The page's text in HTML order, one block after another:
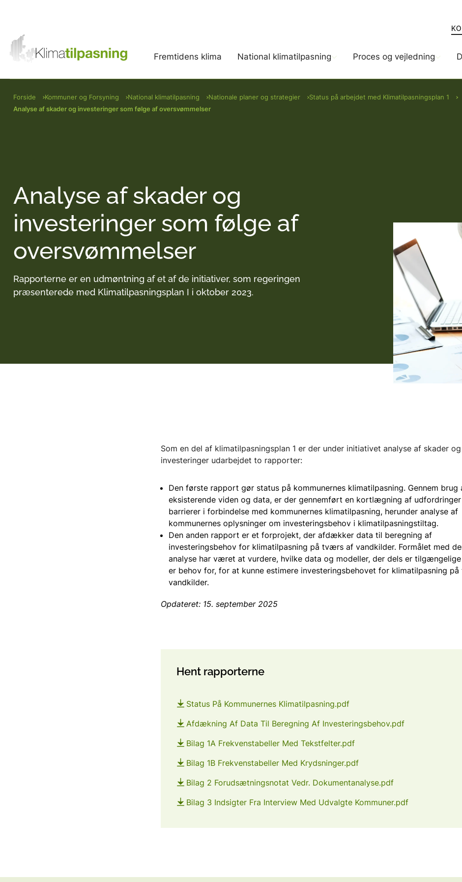
Fremtidens klima National klimatilpasning
National klimatilpasning
Proces og vejledning
Proces og vejledning
Tilskud og
Sårbarheder og skader
Samfundsøkonomi
Værktøjer
Klimaatlas
Klimameter
LAR
OS2-
Forside Kommuner og Forsyning National klimatilpasning Nationale planer og strategier
Status på arbejdet med Klimatilpasningsplan 1
Analyse af skader og investeringer som følge af oversvømmelser
Analyse af skader og
investeringer som følge af
oversvømmelser
Rapporterne er en udmøntning af et af de initiativer, som regeringen
præsenterede med Klimatilpasningsplan I i oktober 2023.
Som en del af klimatilpasningsplan 1 er der under initiativet analyse af skader og
investeringer udarbejdet to rapporter:
Den første rapport gør status på kommunernes klimatilpasning. Gennem brug
eksisterende viden og data, er der gennemført en kortlægning af
barrierer i forbindelse med kommunernes klimatilpasning, herunder analyse af
kommunernes oplysninger om investeringsbehov i klimatilpasningstiltag.
Den anden rapport er et forprojekt, der afdækker data til beregning af
investeringsbehov for klimatilpasning på tværs af vandkilder. Formålet med
analyse har været at vurdere, hvilke data og modeller, der dels er
er behov for, for at kunne estimere investeringsbehovet for klimatilpasning
vandkilder.
Opdateret: 15. september 2025
Hent rapporterne
Status På Kommunernes Klimatilpasning.pdf
Afdækning Af Data Til Beregning Af Investeringsbehov.pdf
Bilag 1A Frekvenstabeller Med Tekstfelter.pdf
Bilag 1B Frekvenstabeller Med Krydsninger.pdf
Bilag 2 Forudsætningsnotat Vedr. Dokumentanalyse.pdf
Bilag 3 Indsigter Fra Interview Med Udvalgte Kommuner.pdf